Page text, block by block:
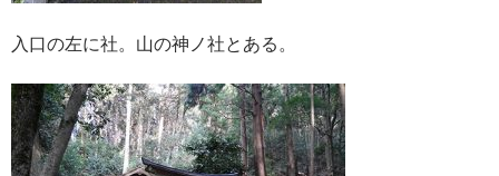
入口の左に社。山の神ノ社とある。